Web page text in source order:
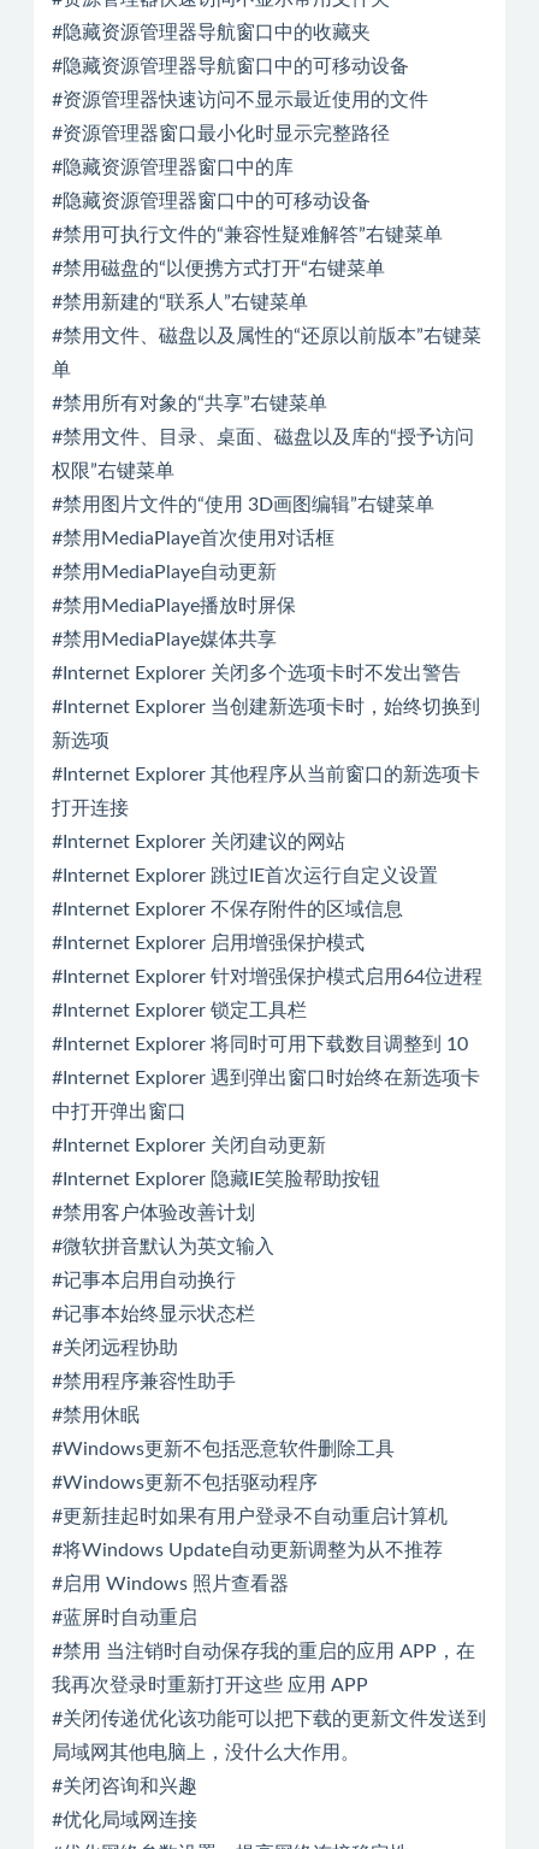
#隐藏资源管理器导航窗口中的收藏夹
#隐藏资源管理器导航窗口中的可移动设备
#资源管理器快速访问不显示最近使用的文件
#资源管理器窗口最小化时显示完整路径
#隐藏资源管理器窗口中的库
#隐藏资源管理器窗口中的可移动设备
#禁用可执行文件的“兼容性疑难解答”右键菜单
#禁用磁盘的“以便携方式打开“右键菜单
#禁用新建的“联系人”右键菜单
#禁用文件、磁盘以及属性的“还原以前版本”右键菜
单
#禁用所有对象的“共享”右键菜单
#禁用文件、目录、桌面、磁盘以及库的“授予访问
权限”右键菜单
#禁用图片文件的“使用 3D画图编辑”右键菜单
#禁用MediaPlaye首次使用对话框
#禁用MediaPlaye自动更新
#禁用MediaPlaye播放时屏保
#禁用MediaPlaye媒体共享
#Internet Explorer 关闭多个选项卡时不发出警告
#Internet Explorer 当创建新选项卡时，始终切换到
新选项
#Internet Explorer 其他程序从当前窗口的新选项卡
打开连接
#Internet Explorer 关闭建议的网站
#Internet Explorer 跳过IE首次运行自定义设置
#Internet Explorer 不保存附件的区域信息
#Internet Explorer 启用增强保护模式
#Internet Explorer 针对增强保护模式启用64位进程
#Internet Explorer 锁定工具栏
#Internet Explorer 将同时可用下载数目调整到 10
#Internet Explorer 遇到弹出窗口时始终在新选项卡
中打开弹出窗口
#Internet Explorer 关闭自动更新
#Internet Explorer 隐藏IE笑脸帮助按钮
#禁用客户体验改善计划
#微软拼音默认为英文输入
#记事本启用自动换行
#记事本始终显示状态栏
#关闭远程协助
#禁用程序兼容性助手
#禁用休眠
#Windows更新不包括恶意软件删除工具
#Windows更新不包括驱动程序
#更新挂起时如果有用户登录不自动重启计算机
#将Windows Update自动更新调整为从不推荐
#启用 Windows 照片查看器
#蓝屏时自动重启
#禁用 当注销时自动保存我的重启的应用 APP，在
我再次登录时重新打开这些 应用 APP
#关闭传递优化该功能可以把下载的更新文件发送到
局域网其他电脑上，没什么大作用。
#关闭咨询和兴趣
#优化局域网连接